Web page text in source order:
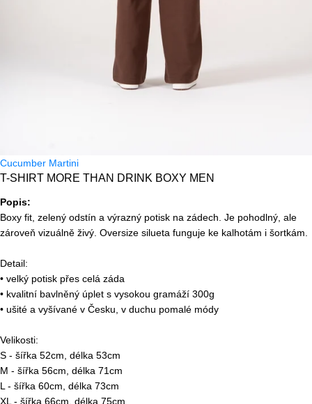
Cucumber Martini
T-SHIRT MORE THAN DRINK BOXY MEN
Popis:
Boxy fit, zelený odstín a výrazný potisk na zádech. Je pohodlný, ale
zároveň vizuálně živý. Oversize silueta funguje ke kalhotám i šortkám.
Detail:
• velký potisk přes celá záda
• kvalitní bavlněný úplet s vysokou gramáží 300g
• ušité a vyšívané v Česku, v duchu pomalé módy
Velikosti:
S - šířka 52cm, délka 53cm
M - šířka 56cm, délka 71cm
L - šířka 60cm, délka 73cm
XL - šířka 66cm, délka 75cm